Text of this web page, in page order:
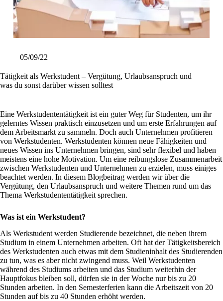
05/09/22
Tätigkeit als Werkstudent – Vergütung, Urlaubsanspruch und
was du sonst darüber wissen solltest
Eine Werkstudententätigkeit ist ein guter Weg für Studenten, um ihr
gelerntes Wissen praktisch einzusetzen und um erste Erfahrungen auf
dem Arbeitsmarkt zu sammeln. Doch auch Unternehmen profitieren
von Werkstudenten. Werkstudenten können neue Fähigkeiten und
neues Wissen ins Unternehmen bringen, sind sehr flexibel und haben
meistens eine hohe Motivation. Um eine reibungslose Zusammenarbeit
zwischen Werkstudenten und Unternehmen zu erzielen, muss einiges
beachtet werden. In diesem Blogbeitrag werden wir über die
Vergütung, den Urlaubsanspruch und weitere Themen rund um das
Thema Werkstudententätigkeit sprechen.
Was ist ein Werkstudent?
Als Werkstudent werden Studierende bezeichnet, die neben ihrem
Studium in einem Unternehmen arbeiten. Oft hat der Tätigkeitsbereich
des Werkstudenten auch etwas mit dem Studieninhalt des Studierenden
zu tun, was es aber nicht zwingend muss. Weil Werkstudenten
während des Studiums arbeiten und das Studium weiterhin der
Hauptfokus bleiben soll, dürfen sie in der Woche nur bis zu 20
Stunden arbeiten. In den Semesterferien kann die Arbeitszeit von 20
Stunden auf bis zu 40 Stunden erhöht werden.